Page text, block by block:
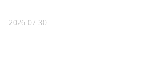
2026-07-30